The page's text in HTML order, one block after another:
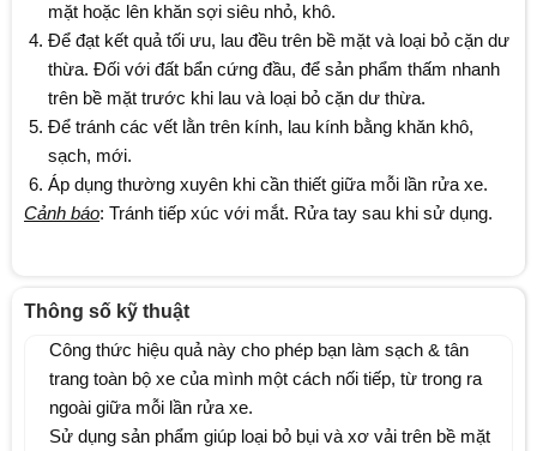
mặt hoặc lên khăn sợi siêu nhỏ, khô.
Để đạt kết quả tối ưu, lau đều trên bề mặt và loại bỏ cặn dư
thừa. Đối với đất bẩn cứng đầu, để sản phẩm thấm nhanh
trên bề mặt trước khi lau và loại bỏ cặn dư thừa.
Để tránh các vết lằn trên kính, lau kính bằng khăn khô,
sạch, mới.
Áp dụng thường xuyên khi cần thiết giữa mỗi lần rửa xe.
Cảnh báo: Tránh tiếp xúc với mắt. Rửa tay sau khi sử dụng.
Thông số kỹ thuật
Công thức hiệu quả này cho phép bạn làm sạch & tân
trang toàn bộ xe của mình một cách nối tiếp, từ trong ra
ngoài giữa mỗi lần rửa xe.
Sử dụng sản phẩm giúp loại bỏ bụi và xơ vải trên bề mặt